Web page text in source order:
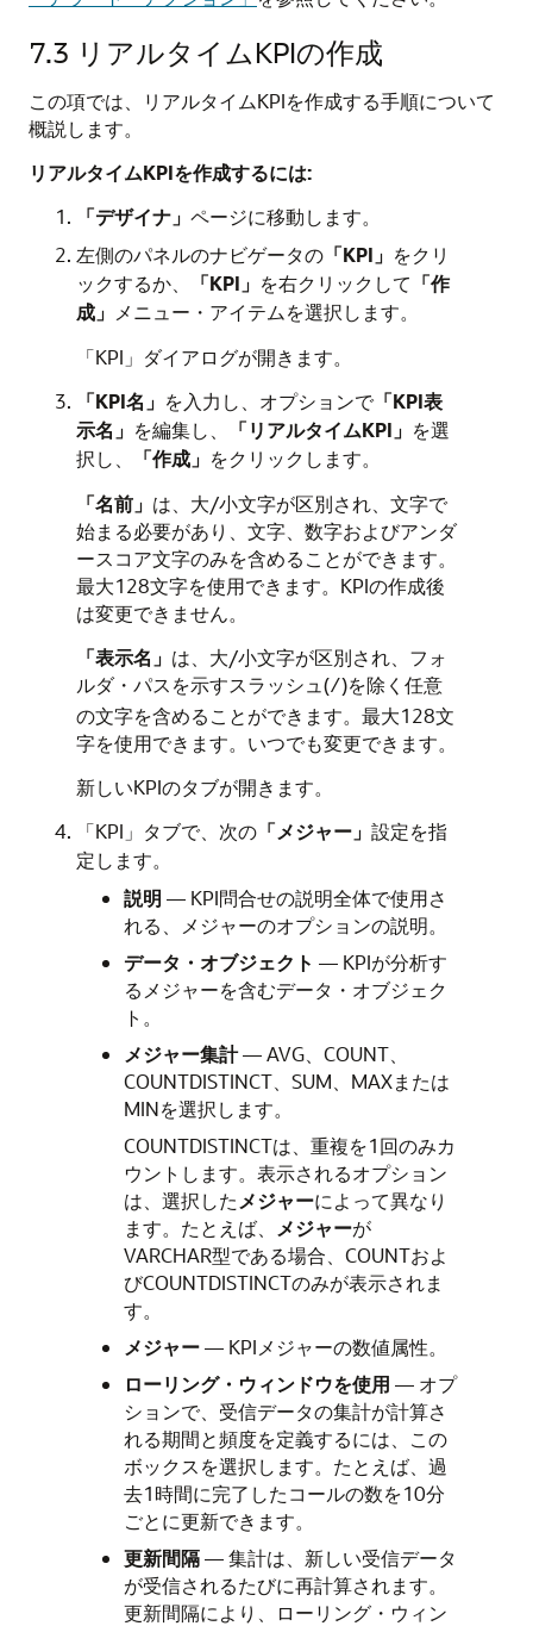
7.3 リアルタイムKPIの作成
この項では、リアルタイムKPIを作成する手順について
概説します。
リアルタイムKPIを作成するには:
「デザイナ」 ページに移動します。
左側のパネルのナビゲータの 「KPI」 をクリ
ックするか、
「KPI」 を右クリックして 「作
成」 メニュー・アイテムを選択します。
「KPI」ダイアログが開きます。
「KPI名」 を入力し、オプションで「KPI表
示名」 を編集し、 「リアルタイムKPI」 を選
択し、
「作成」 をクリックします。
「名前」 は、大/小文字が区別され、文字で
始まる必要があり、文字、数字およびアンダ
ースコア文字のみを含めることができます。
最大128文字を使用できます。KPIの作成後
は変更できません。
「表示名」 は、大/小文字が区別され、フォ
ルダ・パスを示すスラッシュ(/)を除く任意
の文字を含めることができます。最大128文
字を使用できます。いつでも変更できます。
新しいKPIのタブが開きます。
「KPI」タブで、次の 「メジャー」 設定を指
定します。
説明 — KPI問合せの説明全体で使用さ
れる、メジャーのオプションの説明。
データ・オブジェクト — KPIが分析す
るメジャーを含むデータ・オブジェク
ト。
メジャー集計— AVG、COUNT、
COUNTDISTINCT、SUM、MAXまたは
MINを選択します。
COUNTDISTINCTは、重複を1回のみカ
ウントします。表示されるオプション
は、選択した メジャーによって異なり
ます。たとえば、
メジャーが
VARCHAR型である場合、COUNTおよ
びCOUNTDISTINCTのみが表示されま
す。
メジャー— KPIメジャーの数値属性。
ローリング・ウィンドウを使用 — オプ
ションで、受信データの集計が計算さ
れる期間と頻度を定義するには、この
ボックスを選択します。たとえば、過
去1時間に完了したコールの数を10分
ごとに更新できます。
更新間隔— 集計は、新しい受信データ
が受信されるたびに再計算されます。
更新間隔により、ローリング・ウィン